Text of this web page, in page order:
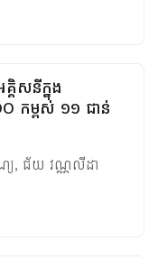
គិសនីក្នុង
កម្ពស់ ១១ ជាន់
យ, ជ័យ វណ្ណលីដា